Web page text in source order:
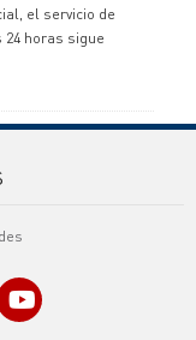
el servicio de
horas sigue